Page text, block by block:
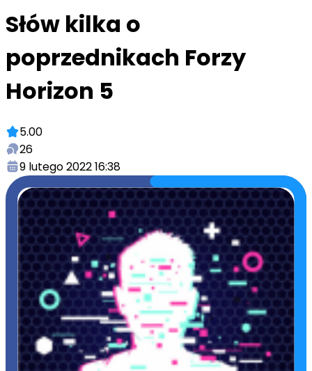
Słów kilka o
poprzednikach Forzy
Horizon 5
5.00
26
9 lutego 2022 16:38